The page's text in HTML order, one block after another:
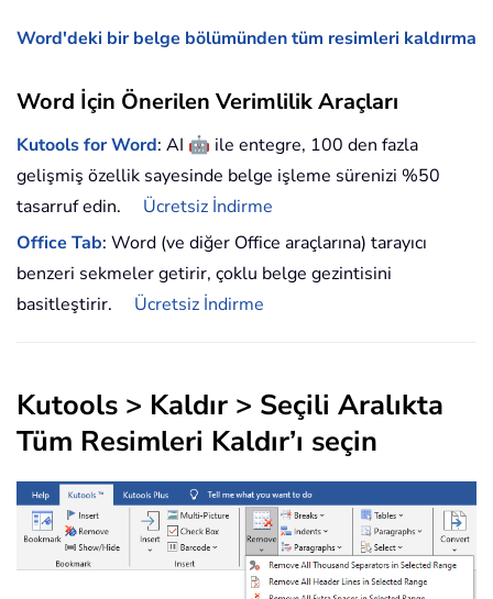
Word'deki bir belge bölümünden tüm resimleri kaldırma
Word İçin Önerilen Verimlilik Araçları
Kutools for Word: AI 🤖 ile entegre, 100 den fazla
gelişmiş özellik sayesinde belge işleme sürenizi %50
tasarruf edin.
Ücretsiz İndirme
Office Tab: Word (ve diğer Office araçlarına) tarayıcı
benzeri sekmeler getirir, çoklu belge gezintisini
basitleştirir.
Ücretsiz İndirme
Kutools > Kaldır > Seçili Aralıkta
Tüm Resimleri Kaldır’ı seçin